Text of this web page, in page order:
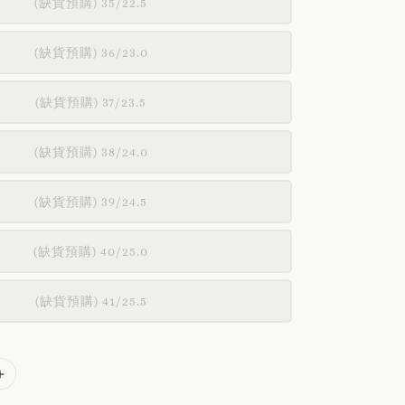
(缺貨預購) 36/23.0
(缺貨預購) 37/23.5
(缺貨預購) 38/24.0
(缺貨預購) 39/24.5
(缺貨預購) 40/25.0
(缺貨預購) 41/25.5